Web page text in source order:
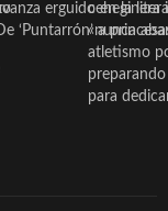
erguido en la
De ‘Puntarrón’ a
ceheginera
«nunca
atletismo
para